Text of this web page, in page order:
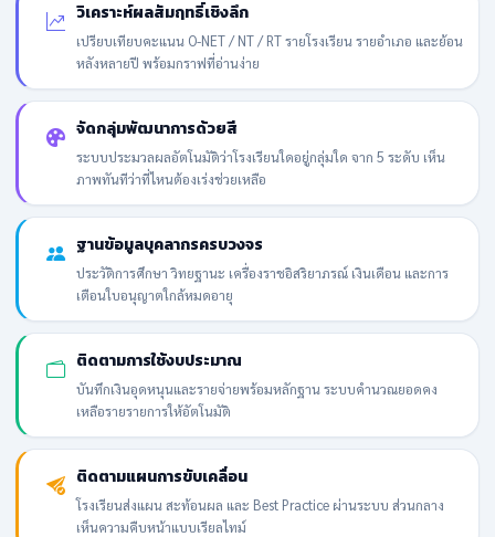
วิเคราะห์ผลสัมฤทธิ์เชิงลึก
เปรียบเทียบคะแนน O-NET / NT / RT รายโรงเรียน รายอำเภอ และย้อน
หลังหลายปี พร้อมกราฟที่อ่านง่าย
จัดกลุ่มพัฒนาการด้วยสี
ระบบประมวลผลอัตโนมัติว่าโรงเรียนใดอยู่กลุ่มใด จาก 5 ระดับ เห็น
ภาพทันทีว่าที่ไหนต้องเร่งช่วยเหลือ
ฐานข้อมูลบุคลากรครบวงจร
ประวัติการศึกษา วิทยฐานะ เครื่องราชอิสริยาภรณ์ เงินเดือน และการ
เตือนใบอนุญาตใกล้หมดอายุ
ติดตามการใช้งบประมาณ
บันทึกเงินอุดหนุนและรายจ่ายพร้อมหลักฐาน ระบบคำนวณยอดคง
เหลือรายรายการให้อัตโนมัติ
ติดตามแผนการขับเคลื่อน
โรงเรียนส่งแผน สะท้อนผล และ Best Practice ผ่านระบบ ส่วนกลาง
เห็นความคืบหน้าแบบเรียลไทม์